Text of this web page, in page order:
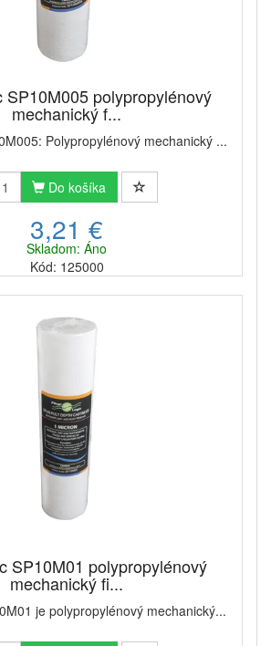
SP10M005 polypropylénový
mechanický f...
Polypropylénový mechanický ...
Do košíka
3,21 €
Skladom: Áno
Kód: 125000
SP10M01 polypropylénový
mechanický fi...
je polypropylénový mechanický...